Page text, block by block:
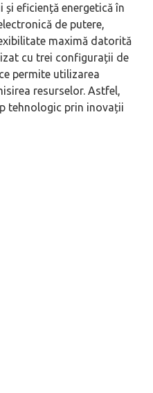
și eficiență energetică în
de putere,
maximă datorită
cu trei configurații de
permite utilizarea
resurselor. Astfel,
tehnologic prin inovații